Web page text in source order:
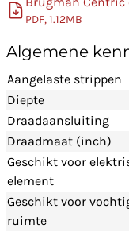
PDF, 1.12MB
Algemene
Aangelaste strippen
Diepte
Draadaansluiting
Draadmaat (inch)
Geschikt voor
element
Geschikt voor
ruimte